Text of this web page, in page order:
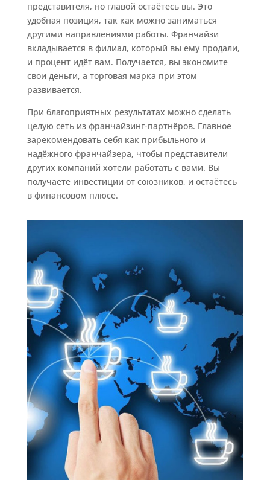
представителя, но главой остаётесь вы. Это
удобная позиция, так как можно заниматься
другими направлениями работы. Франчайзи
вкладывается в филиал, который вы ему продали,
и процент идёт вам. Получается, вы экономите
свои деньги, а торговая марка при этом
развивается.
При благоприятных результатах можно сделать
целую сеть из франчайзинг-партнёров. Главное
зарекомендовать себя как прибыльного и
надёжного франчайзера, чтобы представители
других компаний хотели работать с вами. Вы
получаете инвестиции от союзников, и остаётесь
в финансовом плюсе.